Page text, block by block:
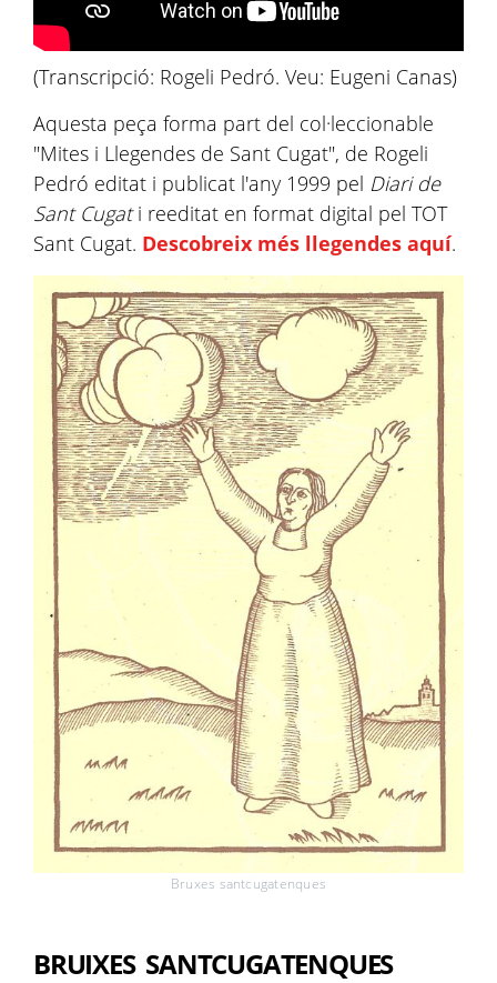
(Transcripció: Rogeli Pedró. Veu: Eugeni Canas)
Aquesta peça forma part del col·leccionable
"Mites i Llegendes de Sant Cugat", de Rogeli
Pedró editat i publicat l'any 1999 pel Diari de
Sant Cugati reeditat en format digital pel TOT
Sant Cugat. Descobreix més llegendes aquí.
Bruxes santcugatenques
BRUIXES SANTCUGATENQUES